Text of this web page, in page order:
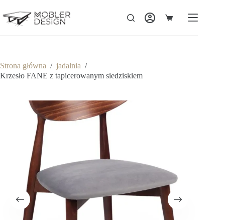
Strona główna / jadalnia /
Krzesło FANE z tapicerowanym siedziskiem